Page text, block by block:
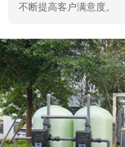
不断提高客户满意度。